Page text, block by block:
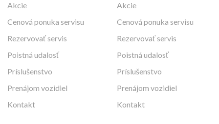
Akcie
Cenová ponuka servisu
Rezervovať servis
Poistná udalosť
Príslušenstvo
Prenájom vozidiel
Kontakt
Akcie
Cenová ponuka servisu
Rezervovať servis
Poistná udalosť
Príslušenstvo
Prenájom vozidiel
Kontakt